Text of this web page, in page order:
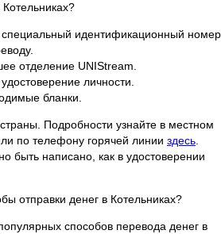
идентификационный
отделение UNIStream.
личности.
бланки.
Подробности узнайте в местном
по телефону горячей линии здесь.
быть написано, как в удостоверении
отправки денег в Котельниках?
способов перевода денег в